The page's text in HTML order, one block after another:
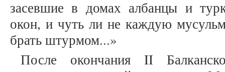
засевшие в домах албанцы и
окон, и чуть ли не каждую
брать штурмом...»
После окончания II